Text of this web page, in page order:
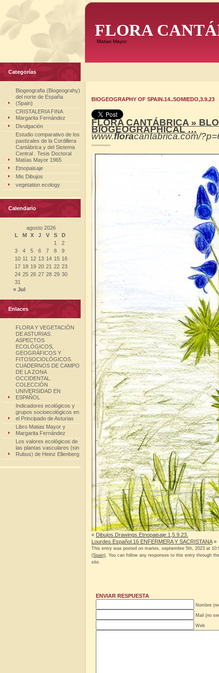
FLORA
Matias Mayor
Categorías
Biogeografia (Biogeograhy)
del norte de España
(Spain)
CRISTALERIA FINA
Margarita Fernández
Divulgación
Estudio comparativo de los
pastizales de la Cordillera
Cantábrica y del Sistema
Central . Tesis Doctoral
Matías Mayor 1965
Etnopaisaje
Mis Dibujos
vegetation ecology
Calendario
agosto 2026
L
M X J V S
D
1
2
3
4 5 6 7 8
9
10 11 12 13 14 15 16
17 18 19 20 21 22 23
24 25 26 27 28 29 30
31
« Jul
Enlaces
FLORA Y VEGETACIÓN
DE ASTURIAS.
ASPECTOS
ECOLÓGICOS,
GEOGRÁFICOS Y
FITOSOCIOLÓGICOS.
CUADERNOS DE CAMPO
DE LA ZONA
OCCIDENTAL.
COLECCIÓN
UNIVERSIDAD EN
ESPAÑOL
Indicadores ecológicos y
grupos socioecológicos en
el Principado de Asturias
Libro Matias Mayor y
Margarita Fernández
Los valores ecológicos de
las plantas vasculares (sin
Rubus) de Heinz Ellenberg
BIOGEOGRAPHY OF SPAIN.14..SOMIEDO,3.9.23
FLORA CANTÁBRICA »
BIOGEOGRAPHICAL …
www.floracantabrica.com/
« Dibujos.Drawings.Etnopaisaje.1,5.9.23.
Lourdes.Español.16 ENFERMERA Y SACRISTANA»
This entry was posted on martes, septiembre 5th, 2023 at
(Spain). You can follow any responses to this entry through
site.
ENVIAR RESPUESTA
Nombre
Mail (no
Web